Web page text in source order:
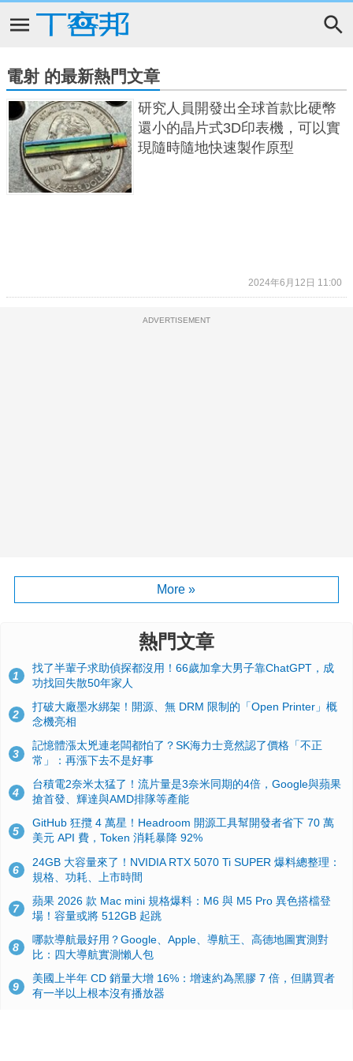
電射 的最新熱門文章
研究人員開發出全球首款比硬幣
還小的晶片式3D印表機，可以實
現隨時隨地快速製作原型
2024年6月12日 11:00
ADVERTISEMENT
More »
熱門文章
1
找了半輩子求助偵探都沒用！66歲加拿大男子靠ChatGPT，成
功找回失散50年家人
2
打破大廠墨水綁架！開源、無 DRM 限制的「Open Printer」概
念機亮相
3
記憶體漲太兇連老闆都怕了？SK海力士竟然認了價格「不正
常」：再漲下去不是好事
4
台積電2奈米太猛了！流片量是3奈米同期的4倍，Google與蘋果
搶首發、輝達與AMD排隊等產能
5
GitHub 狂攬 4 萬星！Headroom 開源工具幫開發者省下 70 萬
美元 API 費，Token 消耗暴降 92%
6
24GB 大容量來了！NVIDIA RTX 5070 Ti SUPER 爆料總整理：
規格、功耗、上市時間
7
蘋果 2026 款 Mac mini 規格爆料：M6 與 M5 Pro 異色搭檔登
場！容量或將 512GB 起跳
8
哪款導航最好用？Google、Apple、導航王、高德地圖實測對
比：四大導航實測懶人包
9
美國上半年 CD 銷量大增 16%：增速約為黑膠 7 倍，但購買者
有一半以上根本沒有播放器